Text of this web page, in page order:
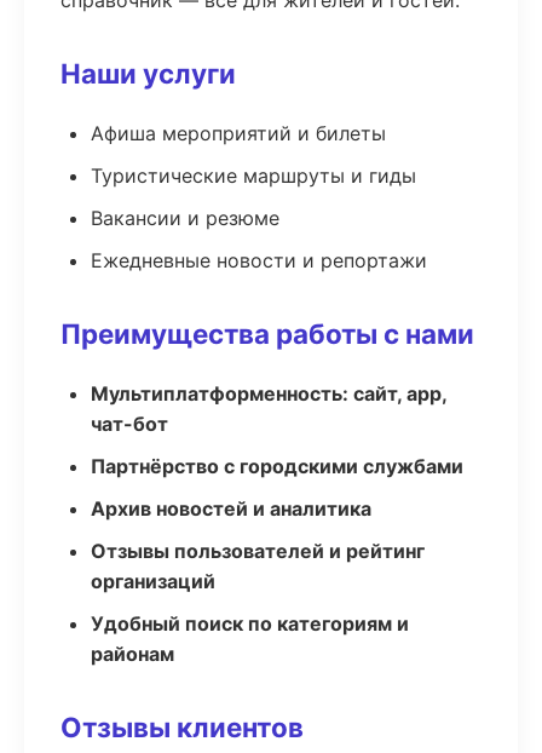
Наши услуги
Афиша мероприятий и билеты
Туристические маршруты и гиды
Вакансии и резюме
Ежедневные новости и репортажи
Преимущества работы с нами
Мультиплатформенность: сайт, app,
чат-бот
Партнёрство с городскими службами
Архив новостей и аналитика
Отзывы пользователей и рейтинг
организаций
Удобный поиск по категориям и
районам
Отзывы клиентов